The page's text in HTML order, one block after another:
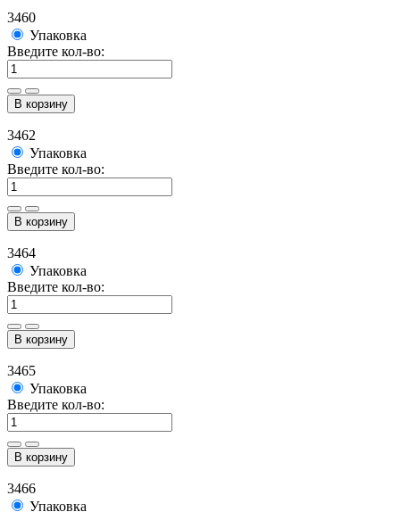
3460
Упаковка
Введите кол-во:
В корзину
3462
Упаковка
Введите кол-во:
В корзину
3464
Упаковка
Введите кол-во:
В корзину
3465
Упаковка
Введите кол-во:
В корзину
3466
Упаковка